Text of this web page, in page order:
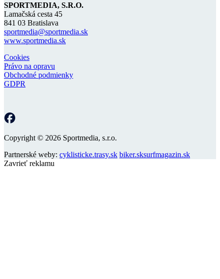
SPORTMEDIA, S.R.O.
Lamačská cesta 45
841 03 Bratislava
sportmedia@sportmedia.sk
www.sportmedia.sk
Cookies
Právo na opravu
Obchodné podmienky
GDPR
Copyright © 2026 Sportmedia, s.r.o.
Partnerské weby: cyklisticke.trasy.sk biker.sksurfmagazin.sk
Zavrieť reklamu